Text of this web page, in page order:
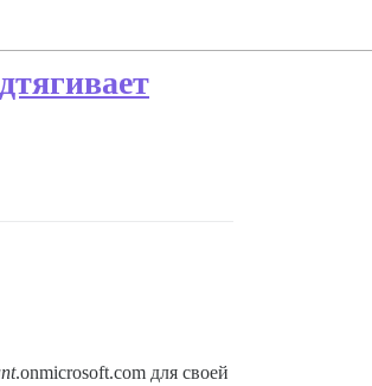
.onmicrosoft.com для своей